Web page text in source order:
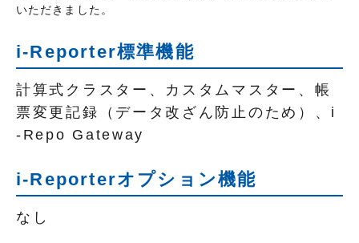
いただきました。
i-Reporter標準機能
計算式クラスター、カスタムマスター、帳
票変更記録（データ改ざん防止のため）、i
-Repo Gateway
i-Reporterオプション機能
なし